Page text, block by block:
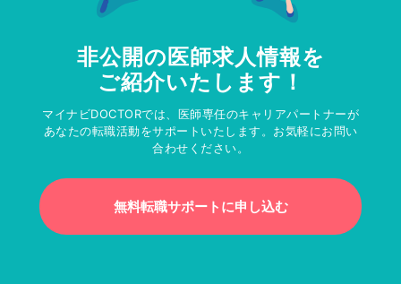
非公開の医師求人情報を
ご紹介いたします！
マイナビDOCTORでは、医師専任のキャリアパートナーが
あなたの転職活動をサポートいたします。お気軽にお問い
合わせください。
無料転職サポートに申し込む